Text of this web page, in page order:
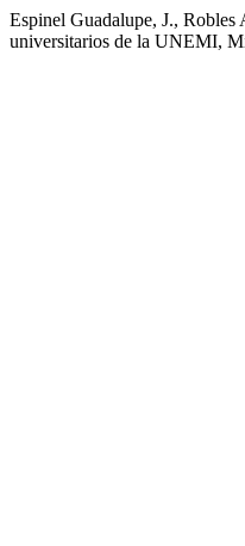
Espinel Guadalupe, J., Robles
universitarios de la UNEMI,